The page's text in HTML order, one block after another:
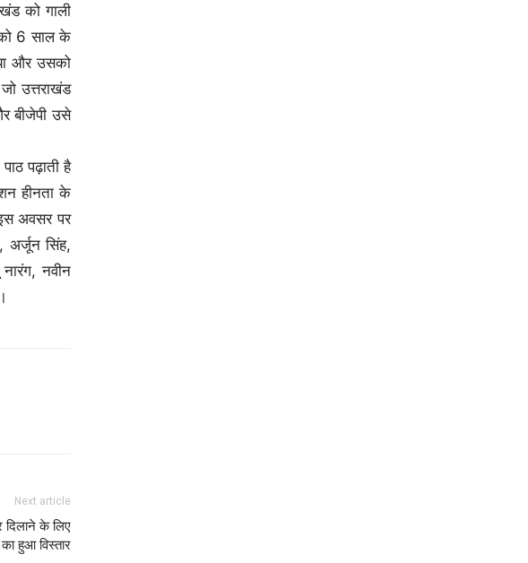
को गाली
6 साल के
और उसको
उत्तराखंड
बीजेपी उसे
पढ़ाती है
हीनता के
इस अवसर पर
अर्जून सिंह,
नवीन
Next article
के लिए
हुआ विस्तार